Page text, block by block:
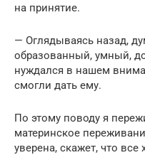
на принятие.
— Оглядываясь назад,
образованный, умный,
нуждался в нашем
смогли дать ему.
По этому поводу я
материнское
уверена, скажет, что